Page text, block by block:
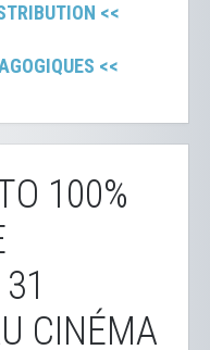
<<
<<
100%
CINÉMA